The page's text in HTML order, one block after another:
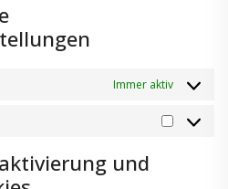
Immer aktiv
und